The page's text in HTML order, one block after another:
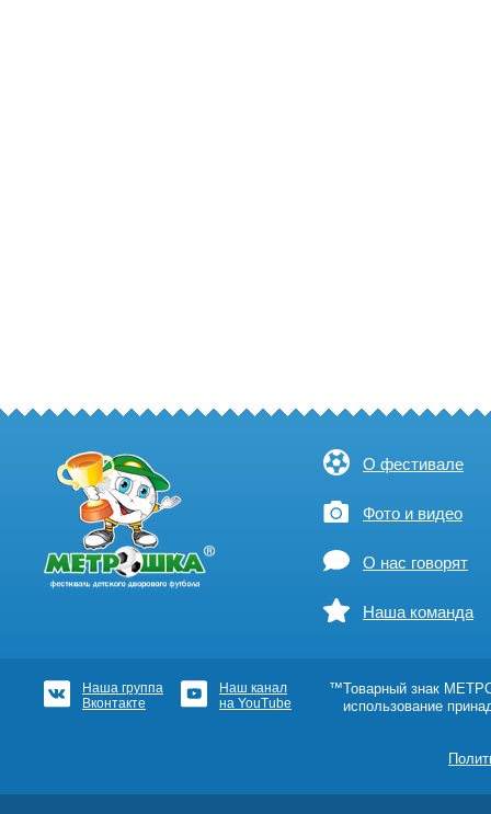
О фестивале
Фото и видео
О нас говорят
Наша команда
Наша группа
Вконтакте
Наш канал
на YouTube
™Товарный знак
использование